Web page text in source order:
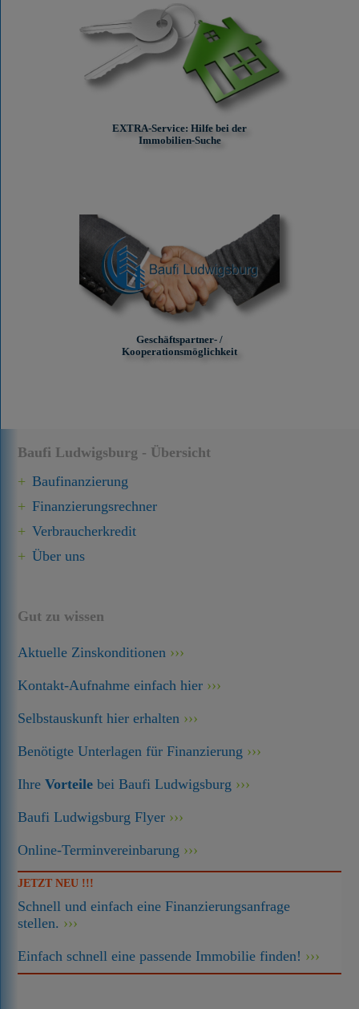
Baufi Ludwigsburg - Übersicht
Baufinanzierung
Finanzierungsrechner
Verbraucherkredit
Über uns
Gut zu wissen
Aktuelle Zinskonditionen
Kontakt-Aufnahme einfach hier
Selbstauskunft hier erhalten
Benötigte Unterlagen für Finanzierung
IhreVorteile bei Baufi Ludwigsburg
Baufi Ludwigsburg Flyer
Online-Terminvereinbarung
JETZT NEU !!!
Schnell und einfach eine Finanzierungsanfrage
stellen.
Einfach schnell eine passende Immobilie finden!
EXTRA-Service: Hilfe bei der
Immobilien-Suche
Geschäftspartner- /
Kooperationsmöglichkeit